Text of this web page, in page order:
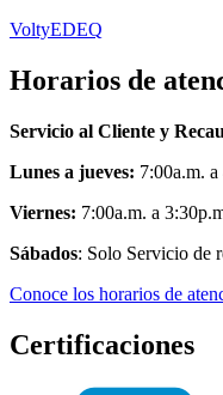
VoltyEDEQ
Horarios de
Servicio al Cliente y
Lunes a jueves: 7:00a.m.
Viernes: 7:00a.m. a
Sábados: Solo Servicio de
Conoce los horarios de
Certificaciones